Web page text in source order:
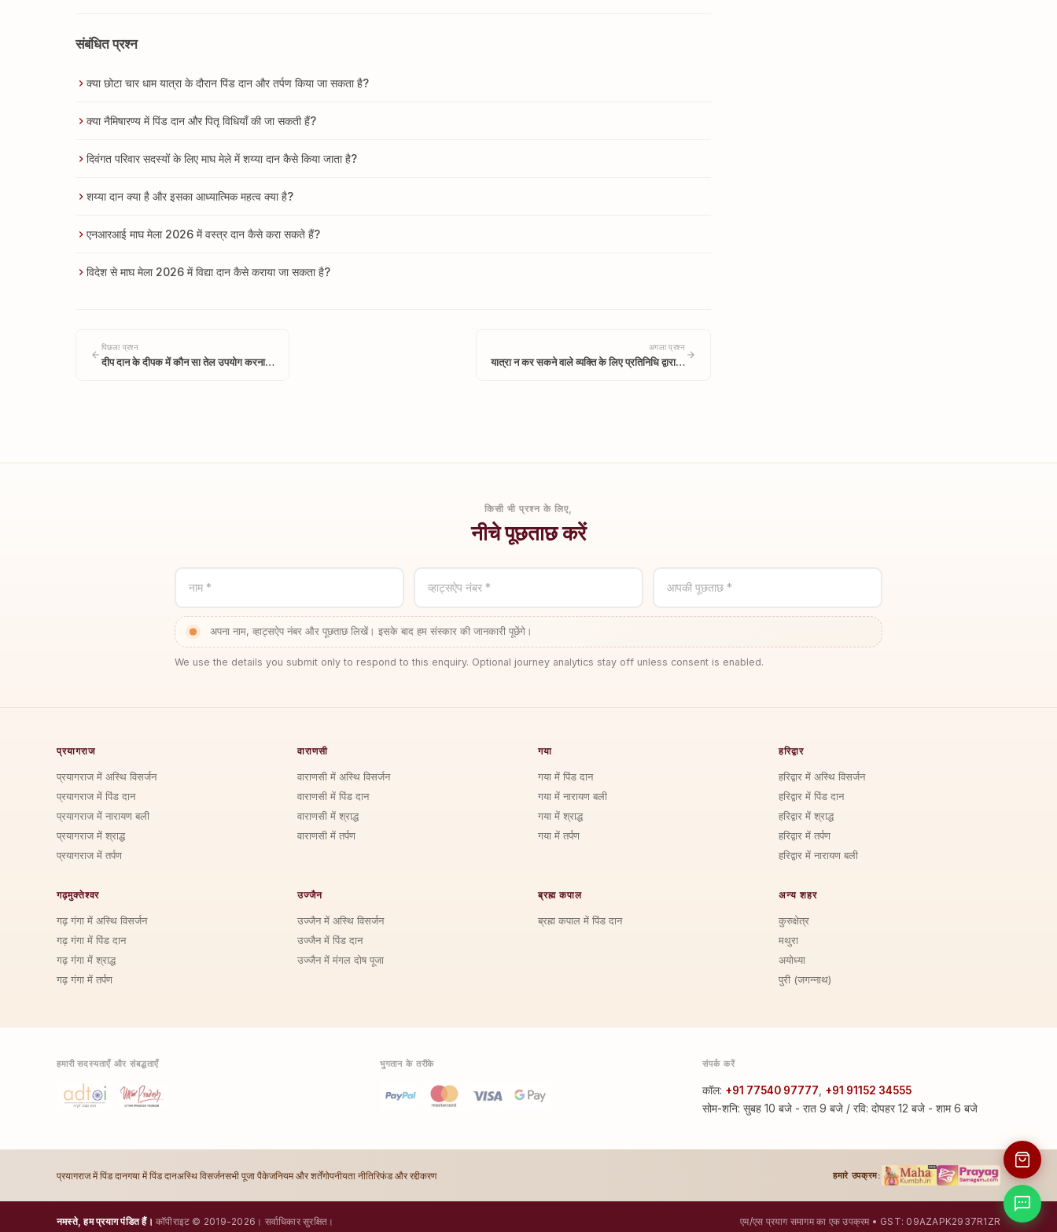
संबंधित प्रश्न
क्या छोटा चार धाम यात्रा के दौरान पिंड दान और तर्पण किया जा सकता है?
क्या नैमिषारण्य में पिंड दान और पितृ विधियाँ की जा सकती हैं?
दिवंगत परिवार सदस्यों के लिए माघ मेले में शय्या दान कैसे किया जाता है?
शय्या दान क्या है और इसका आध्यात्मिक महत्व क्या है?
एनआरआई माघ मेला 2026 में वस्त्र दान कैसे करा सकते हैं?
विदेश से माघ मेला 2026 में विद्या दान कैसे कराया जा सकता है?
पिछला प्रश्न
दीप दान के दीपक में कौन सा तेल उपयोग करना…
अगला प्रश्न
यात्रा न कर सकने वाले व्यक्ति के लिए प्रतिनिधि द्वारा…
किसी भी प्रश्न के लिए,
नीचे पूछताछ करें
नाम * व्हाट्सऐप नंबर * आपकी पूछताछ *
अपना नाम, व्हाट्सऐप नंबर और पूछताछ लिखें। इसके बाद हम संस्कार की जानकारी पूछेंगे।
We use the details you submit only to respond to this enquiry. Optional journey analytics stay off unless consent is enabled.
प्रयागराज
प्रयागराज में अस्थि विसर्जन
प्रयागराज में पिंड दान
प्रयागराज में नारायण बली
प्रयागराज में श्राद्ध
प्रयागराज में तर्पण
वाराणसी
वाराणसी में अस्थि विसर्जन
वाराणसी में पिंड दान
वाराणसी में श्राद्ध
वाराणसी में तर्पण
गया
गया में पिंड दान
गया में नारायण बली
गया में श्राद्ध
गया में तर्पण
हरिद्वार
हरिद्वार में अस्थि विसर्जन
हरिद्वार में पिंड दान
हरिद्वार में श्राद्ध
हरिद्वार में तर्पण
हरिद्वार में नारायण बली
गढ़मुक्तेश्वर
गढ़ गंगा में अस्थि विसर्जन
गढ़ गंगा में पिंड दान
गढ़ गंगा में श्राद्ध
गढ़ गंगा में तर्पण
उज्जैन
उज्जैन में अस्थि विसर्जन
उज्जैन में पिंड दान
उज्जैन में मंगल दोष पूजा
ब्रह्म कपाल
ब्रह्म कपाल में पिंड दान
अन्य शहर
कुरुक्षेत्र
मथुरा
अयोध्या
पुरी (जगन्नाथ)
हमारी सदस्यताएँ और संबद्धताएँ भुगतान के तरीके संपर्क करें
कॉल: +91 77540 97777
+91 91152 34555
सोम-शनि: सुबह 10 बजे - रात 9 बजे / रवि: दोपहर 12 बजे - शाम 6 बजे
प्रयागराज में पिंड दानगया में पिंड दानअस्थि विसर्जनसभी पूजा पैकेजनियम और शर्तेंगोपनीयता नीतिरिफंड और रद्दीकरण हमारे उपक्रम:
नमस्ते, हम प्रयाग पंडित हैं। कॉपीराइट © 2019-2026। सर्वाधिकार सुरक्षित। एम/एस प्रयाग समागम का एक उपक्रम • GST: 09AZAPK2937R1ZR